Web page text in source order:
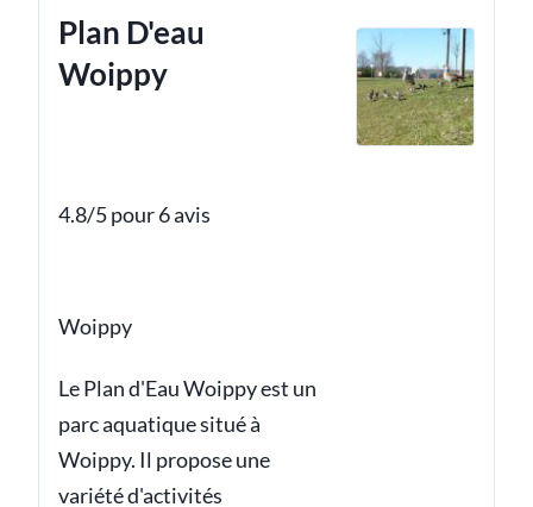
Plan D'eau
Woippy
4.8/5 pour 6 avis
Woippy
Le Plan d'Eau Woippy est un
parc aquatique situé à
Woippy. Il propose une
variété d'activités